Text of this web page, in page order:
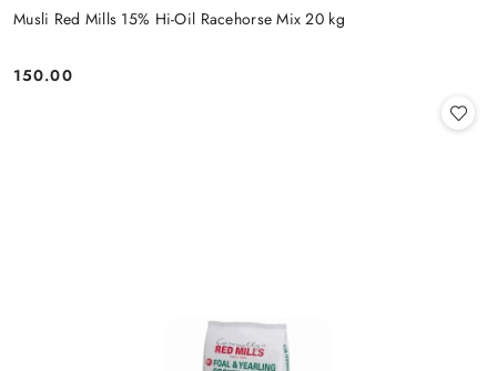
Musli Red Mills 15% Hi-Oil Racehorse Mix 20 kg
Cena:
150.00